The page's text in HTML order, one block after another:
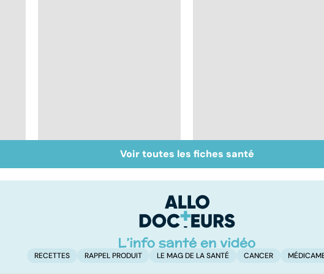
Automutilation : des
ados en souffrance
Mieux comprendre la
schizophrénie
Voir toutes les fiches santé
RECETTES RAPPEL PRODUIT LE MAG DE LA SANTÉ CANCER